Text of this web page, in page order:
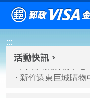
跳到主要內容區塊
:::
高雄大樂購物中心
臺北三創生活 有
高雄大樂購物中心
新竹遠東巨城購物